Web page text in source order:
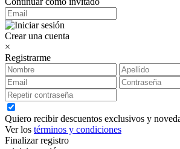
Crear una cuenta
×
Registrarme
Quiero recibir descuentos exclusivos y
Ver los términos y condiciones
Finalizar registro